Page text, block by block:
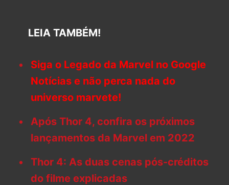
LEIA TAMBÉM!
Siga o Legado da Marvel no Google
Notícias e não perca nada do
universo marvete!
Após Thor 4, confira os próximos
lançamentos da Marvel em 2022
Thor 4: As duas cenas pós-créditos
do filme explicadas